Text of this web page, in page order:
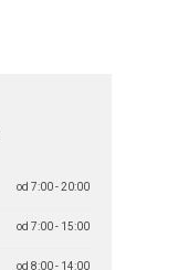
od 7:00 - 20:00
od 7:00 - 15:00
od 8:00 - 14:00